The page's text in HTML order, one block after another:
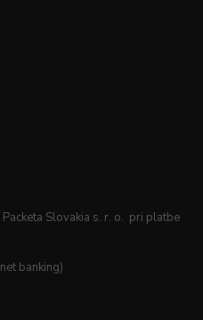
Slovakia s. r. o. pri platbe
banking)